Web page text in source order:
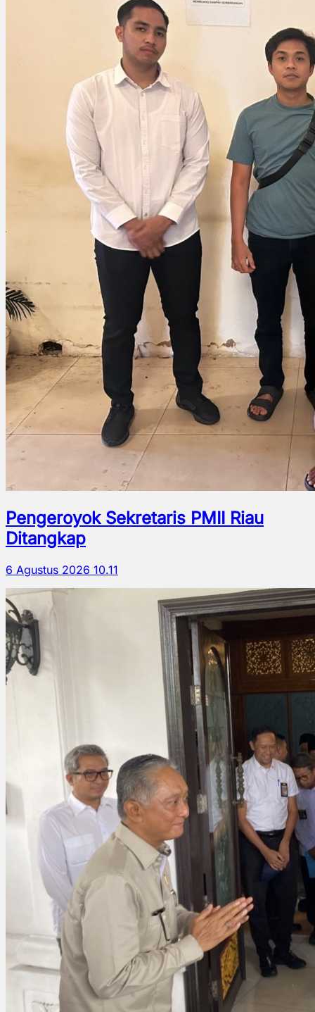
Pengeroyok Sekretaris PMII Riau
Ditangkap
6 Agustus 2026 10.11